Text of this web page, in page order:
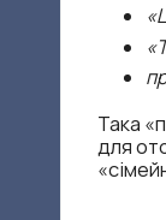
л
Така
для